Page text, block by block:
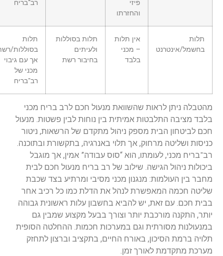
והחזרתו
רב־בריח
תלות
בחשמל/אינטרנט
אין תלות
– מכני
בלבד
תלות בסוללות
ולעיתים
בחיבור רשת
תלות
בסוללות/רשת,
אך עם גיבוי
מכני של
רב־בריח
ניתן לראות שהשוואת מנעול חכם לרב בריח מכני
מציבה התלבטות אמיתית בין נוחות לבין פשטות. מנעול
לביטחון הבית מספק ניהול מתקדם של הרשאות, ניטור
ושליטה מרחוק, אך תלוי באנרגיה, בתקשורת ובתוכנה.
מכני, לעומתו, הוא “סוס עבודה” אמין, אך מוגבל
ניהול הגישה. שילוב של רב בריח מנעול חכם לבית
בין העולמות: מנגנון מכני מסיבי ומרתיע בצד שכבת
חכמה המאפשרת לנהל את הדלת כמו כל רכיב אחר
חכם. עם זאת, יש להביא בחשבון עלות ראשונית גבוהה
התקנה מורכבת יותר וצורך בבעל מקצוע שמבין גם
מסורתית וגם במערכות חכמות. ההחלטה הסופית
ברמת הסיכון, באורח החיים, בתקציב וברצון לתחזק
מתקדמת לאורך זמן.